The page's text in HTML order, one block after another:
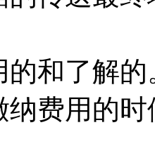
的和了解
纳费用的